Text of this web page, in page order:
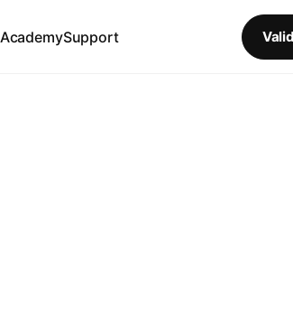
AcademySupport